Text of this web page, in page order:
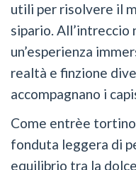
utili per risolvere il
sipario.
un’esperienza
realtà e finzione
accompagnano i
Come entrèe
fonduta leggera di
equilibrio tra la